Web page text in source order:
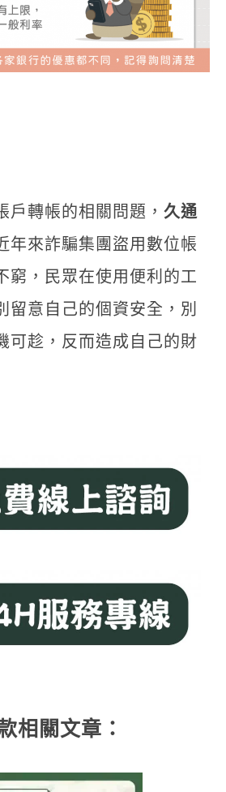
戶轉帳的相關問題， 久通
年來詐騙集團盜用數位帳
窮，民眾在使用便利的工
留意自己的個資安全，別
可趁，反而造成自己的財
相關文章：